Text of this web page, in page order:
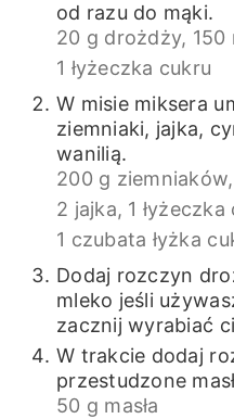
od razu do mąki.
20 g drożdży, 150
1 łyżeczka cukru
W misie miksera
ziemniaki, jajka,
wanilią.
200 g ziemniaków,
2 jajka, 1
1 czubata łyżka
Dodaj rozczyn
mleko jeśli
zacznij wyrabiać
W trakcie dodaj
przestudzone
50 g masła